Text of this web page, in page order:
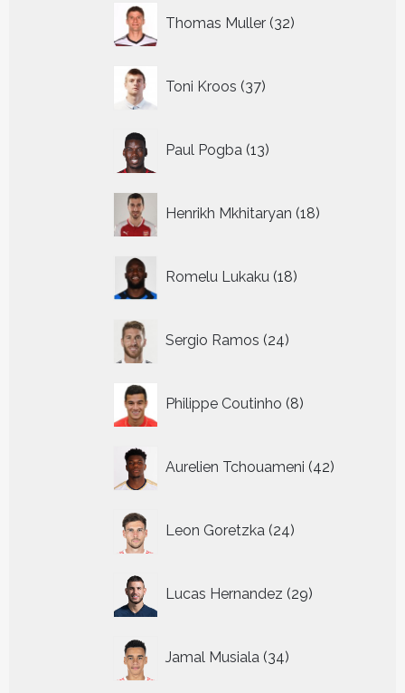
Thomas Muller 32
producten
Toni Kroos 37
producten
Paul Pogba 13
producten
Henrikh Mkhitaryan 18
producten
Romelu Lukaku 18
producten
Sergio Ramos 24
producten
Philippe Coutinho 8
producten
Aurelien Tchouameni 42
producten
Leon Goretzka 24
producten
Lucas Hernandez 29
producten
Jamal Musiala 34
producten